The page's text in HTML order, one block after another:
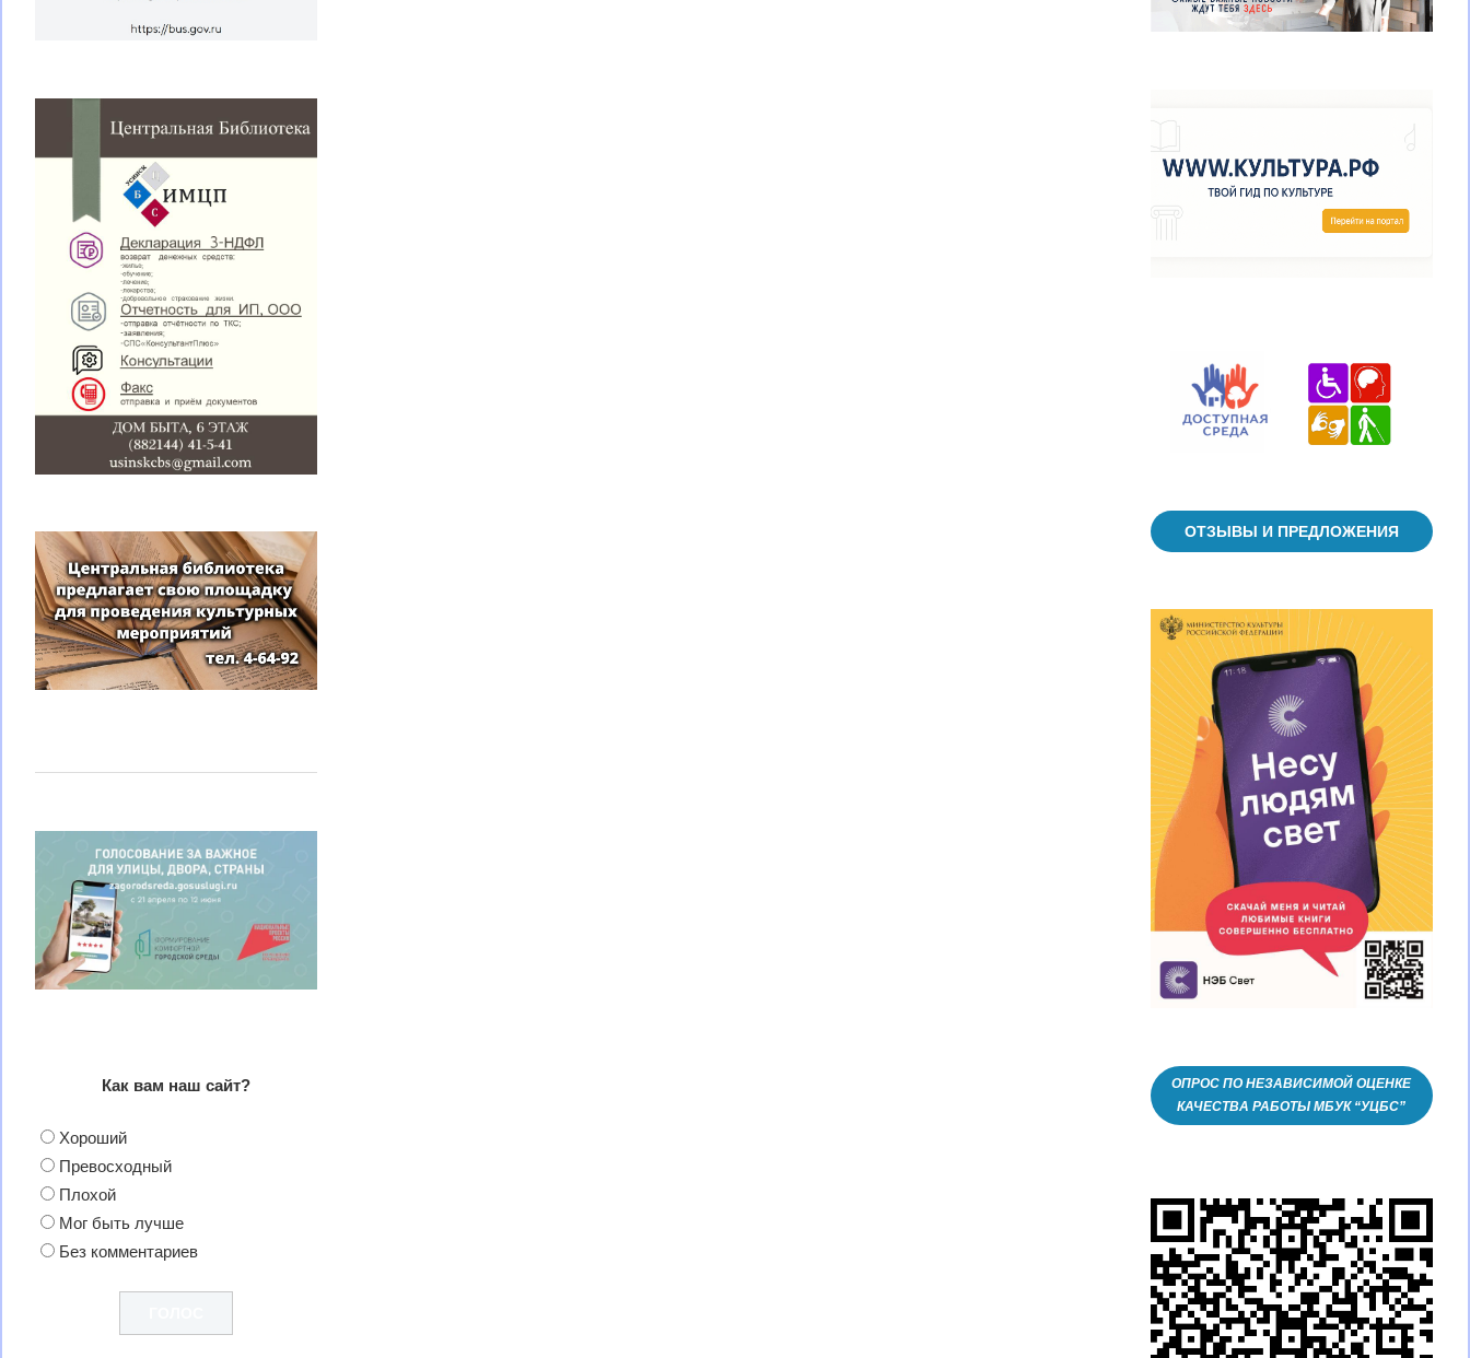
Как вам наш сайт?
Хороший
Превосходный
Плохой
Мог быть лучше
Без комментариев
ОТЗЫВЫ И ПРЕДЛОЖЕНИЯ
ОПРОС ПО НЕЗАВИСИМОЙ ОЦЕНКЕ
КАЧЕСТВА РАБОТЫ МБУК “УЦБС”